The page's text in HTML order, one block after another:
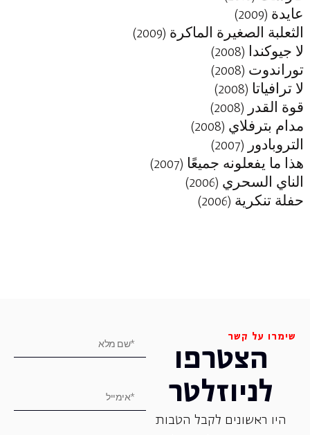
عايدة (2009)
الثعلبة الصغيرة الماكرة (2009)
لا جيوكندا
(2008)
توراندوت (2008)
لا ترافياتا (2008)
قوة القدر
(2008)
مدام بترفلاي (2008)
التروبادور
(2007)
هذا ما يفعلونه جميعًا (2007)
الناي السحري (2006)
حفلة تنكرية (2006)
שימרו על קשר
הצטרפו
לניוזלטר
היו ראשונים לקבל הטבות